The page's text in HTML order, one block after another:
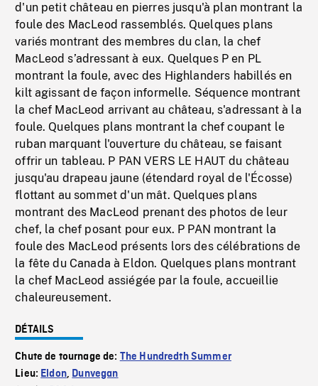
d'un petit château en pierres jusqu'à plan montrant la
foule des MacLeod rassemblés. Quelques plans
variés montrant des membres du clan, la chef
MacLeod s’adressant à eux. Quelques P en PL
montrant la foule, avec des Highlanders habillés en
kilt agissant de façon informelle. Séquence montrant
la chef MacLeod arrivant au château, s'adressant à la
foule. Quelques plans montrant la chef coupant le
ruban marquant l'ouverture du château, se faisant
offrir un tableau. P PAN VERS LE HAUT du château
jusqu'au drapeau jaune (étendard royal de l'Écosse)
flottant au sommet d'un mât. Quelques plans
montrant des MacLeod prenant des photos de leur
chef, la chef posant pour eux. P PAN montrant la
foule des MacLeod présents lors des célébrations de
la fête du Canada à Eldon. Quelques plans montrant
la chef MacLeod assiégée par la foule, accueillie
chaleureusement.
DÉTAILS
Chute de tournage de: The Hundredth Summer
Lieu: Eldon, Dunvegan